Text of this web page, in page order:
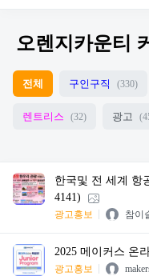
오렌지카운티
전체 구인구직 (330)
렌트리스 (32) 광고
한국및 전 세계 항
4141)
광고홍보 참이
2025 메이커스 온
광고홍보